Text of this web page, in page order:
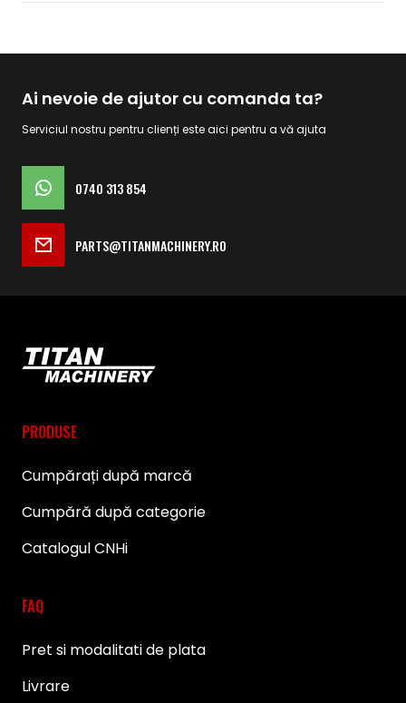
Ai nevoie de ajutor cu comanda ta?
Serviciul nostru pentru clienți este aici pentru a vă ajuta
0740 313 854
PARTS@TITANMACHINERY.RO
PRODUSE
Cumpărați după marcă
Cumpără după categorie
Catalogul CNHi
FAQ
Pret si modalitati de plata
Livrare